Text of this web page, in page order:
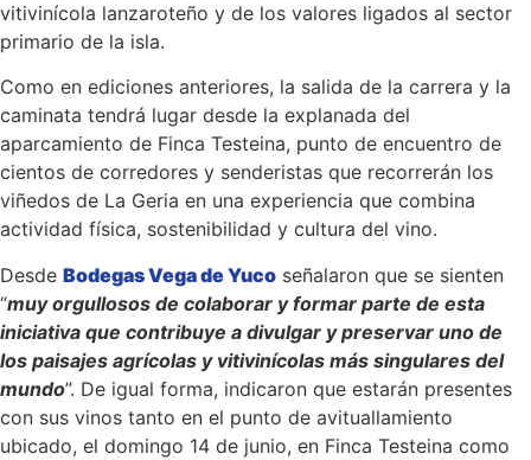
vitivinícola lanzaroteño y de los valores ligados al sector
primario de la isla.
Como en ediciones anteriores, la salida de la carrera y la
caminata tendrá lugar desde la explanada del
aparcamiento de Finca Testeina, punto de encuentro de
cientos de corredores y senderistas que recorrerán los
viñedos de La Geria en una experiencia que combina
actividad física, sostenibilidad y cultura del vino.
Desde Bodegas Vega de Yuco señalaron que se sienten
“muy orgullosos de colaborar y formar parte de esta
iniciativa que contribuye a divulgar y preservar uno de
los paisajes agrícolas y vitivinícolas más singulares del
mundo”. De igual forma, indicaron que estarán presentes
con sus vinos tanto en el punto de avituallamiento
ubicado, el domingo 14 de junio, en Finca Testeina como